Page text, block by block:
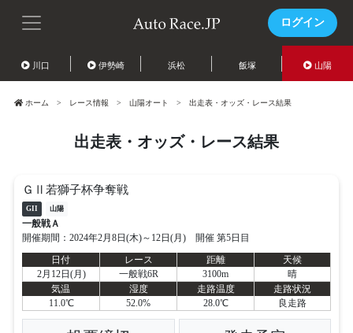
ログイン
川口 伊勢崎 浜松 飯塚 山陽
ホーム レース情報 山陽オート 出走表・オッズ・レース結果
出走表・オッズ・レース結果
ＧⅡ若獅子杯争奪戦
GII 山陽
一般戦Ａ
開催期間：2024年2月8日(木)～12日(月) 開催 第5日目
日付
レース 距離
天候
2月12日(月)
一般戦6R 3100m
晴
気温
湿度 走路温度
走路状況
11.0℃
52.0% 28.0℃ 良走路